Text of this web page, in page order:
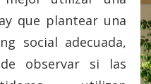
que plantear una
social adecuada,
observar si las